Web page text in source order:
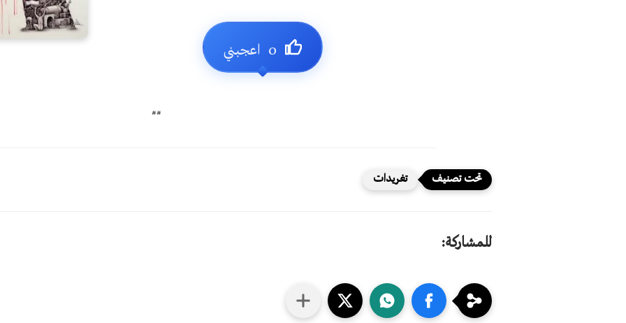
##
تغريدات
للمشاركة: